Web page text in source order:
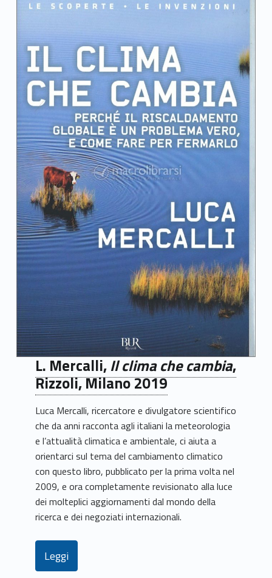
L. Mercalli,Il clima che cambia,
Rizzoli, Milano 2019
Luca Mercalli, ricercatore e divulgatore scientifico
che da anni racconta agli italiani la meteorologia
e l’attualità climatica e ambientale, ci aiuta a
orientarci sul tema del cambiamento climatico
con questo libro, pubblicato per la prima volta nel
2009, e ora completamente revisionato alla luce
dei molteplici aggiornamenti dal mondo della
ricerca e dei negoziati internazionali.
Leggi